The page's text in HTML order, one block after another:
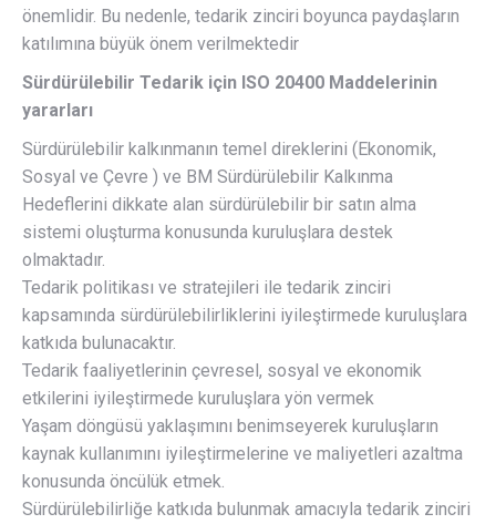
önemlidir. Bu nedenle, tedarik zinciri boyunca paydaşların
katılımına büyük önem verilmektedir
Sürdürülebilir Tedarik için ISO 20400 Maddelerinin
yararları
Sürdürülebilir kalkınmanın temel direklerini (Ekonomik,
Sosyal ve Çevre ) ve BM Sürdürülebilir Kalkınma
Hedeflerini dikkate alan sürdürülebilir bir satın alma
sistemi oluşturma konusunda kuruluşlara destek
olmaktadır.
Tedarik politikası ve stratejileri ile tedarik zinciri
kapsamında sürdürülebilirliklerini iyileştirmede kuruluşlara
katkıda bulunacaktır.
Tedarik faaliyetlerinin çevresel, sosyal ve ekonomik
etkilerini iyileştirmede kuruluşlara yön vermek
Yaşam döngüsü yaklaşımını benimseyerek kuruluşların
kaynak kullanımını iyileştirmelerine ve maliyetleri azaltma
konusunda öncülük etmek.
Sürdürülebilirliğe katkıda bulunmak amacıyla tedarik zinciri